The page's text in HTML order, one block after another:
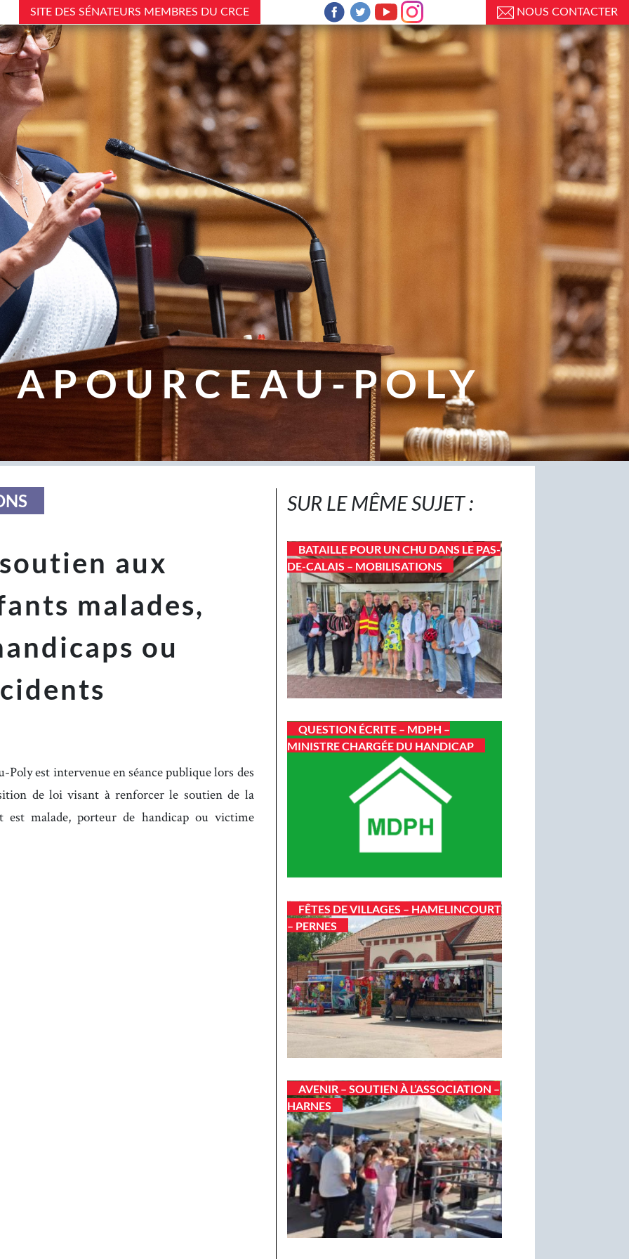
SITE DES SÉNATEURS MEMBRES DU CRCE NOUS CONTACTER
APOURCEAU-POLY
aux
malades,
ou
est intervenue en séance publique lors des
de loi visant à renforcer le soutien de la
est malade, porteur de handicap ou victime
SUR LE MÊME SUJET :
BATAILLE POUR UN CHU DANS LE PAS-
DE-CALAIS – MOBILISATIONS
QUESTION ÉCRITE – MDPH –
MINISTRE CHARGÉE DU HANDICAP
FÊTES DE VILLAGES – HAMELINCOURT
– PERNES
AVENIR – SOUTIEN À L’ASSOCIATION –
HARNES